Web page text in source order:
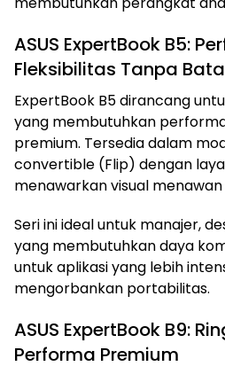
ASUS ExpertBook B5:
Fleksibilitas Tanpa
ExpertBook B5 dirancang
yang membutuhkan
premium. Tersedia dalam
convertible (Flip) dengan
menawarkan visual
Seri ini ideal untuk manajer,
yang membutuhkan daya
untuk aplikasi yang lebih
mengorbankan portabilitas.
ASUS ExpertBook B9:
Performa Premium